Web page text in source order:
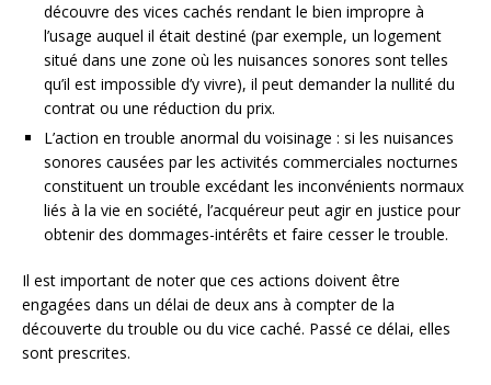
découvre des vices cachés rendant le bien impropre à
l’usage auquel il était destiné (par exemple, un logement
situé dans une zone où les nuisances sonores sont telles
qu’il est impossible d’y vivre), il peut demander la nullité du
contrat ou une réduction du prix.
L’action en trouble anormal du voisinage : si les nuisances
sonores causées par les activités commerciales nocturnes
constituent un trouble excédant les inconvénients normaux
liés à la vie en société, l’acquéreur peut agir en justice pour
obtenir des dommages-intérêts et faire cesser le trouble.
Il est important de noter que ces actions doivent être
engagées dans un délai de deux ans à compter de la
découverte du trouble ou du vice caché. Passé ce délai, elles
sont prescrites.